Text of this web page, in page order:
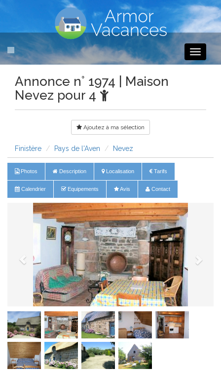
Toggle
Annonce n° 1974 | Maison
Nevez pour 4
Ajoutez à ma sélection
Finistère Pays de l'Aven Nevez
Photos Description Localisation Tarifs
Calendrier Equipements Avis Contact